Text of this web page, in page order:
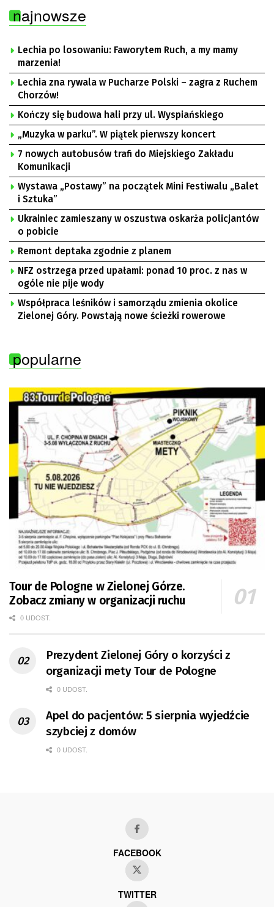
najnowsze
Lechia po losowaniu: Faworytem Ruch, a my mamy
marzenia!
Lechia zna rywala w Pucharze Polski – zagra z Ruchem
Chorzów!
Kończy się budowa hali przy ul. Wyspiańskiego
„Muzyka w parku”. W piątek pierwszy koncert
7 nowych autobusów trafi do Miejskiego Zakładu
Komunikacji
Wystawa „Postawy” na początek Mini Festiwalu „Balet
i Sztuka”
Ukrainiec zamieszany w oszustwa oskarża policjantów
o pobicie
Remont deptaka zgodnie z planem
NFZ ostrzega przed upałami: ponad 10 proc. z nas w
ogóle nie pije wody
Współpraca leśników i samorządu zmienia okolice
Zielonej Góry. Powstają nowe ścieżki rowerowe
popularne
Tour de Pologne w Zielonej Górze.
Zobacz zmiany w organizacji ruchu
0 UDOST.
Prezydent Zielonej Góry o korzyści z
organizacji mety Tour de Pologne
0 UDOST.
Apel do pacjentów: 5 sierpnia wyjedźcie
szybciej z domów
0 UDOST.
FACEBOOK
TWITTER